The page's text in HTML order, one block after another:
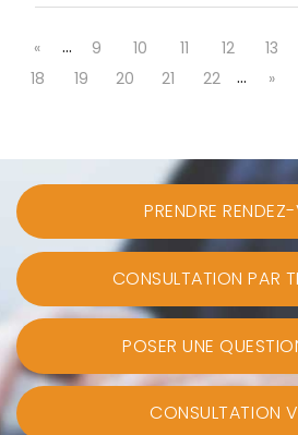
« … 9 10 11 12 13
18
19 20 21 22 … »
PRENDRE
CONSULTATION PAR
POSER UNE
CONSULTATION